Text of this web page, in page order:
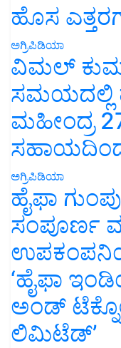
ಹೊಸ
ಅಗ್ರಿಪಿಡಿಯಾ
ವಿಮಲ್
ಸಮಯದಲ್ಲಿ
ಮಹೀಂದ್ರ
ಅಗ್ರಿಪಿಡಿಯಾ
ಹೈಫಾ
ಸಂಪೂರ್ಣ
‘ಹೈಫಾ
ಅಂಡ್
ಲಿಮಿಟೆಡ್’